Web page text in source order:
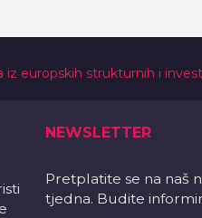
iz europskih strukturnih i
NEWSLETTER
Pretplatite se na naš
tjedna. Budite